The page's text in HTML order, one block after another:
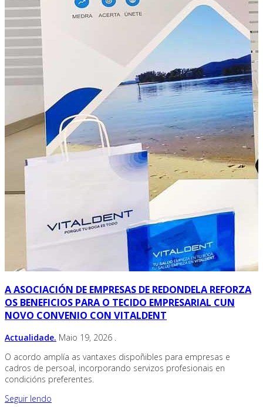
A ASOCIACIÓN DE EMPRESAS DE REDONDELA REFORZA
OS BENEFICIOS PARA O TECIDO EMPRESARIAL CUN
NOVO CONVENIO CON VITALDENT
Actualidade. Maio 19, 2026 .
O acordo amplía as vantaxes dispoñibles para empresas e
cadros de persoal, incorporando servizos profesionais en
condicións preferentes.
Seguir lendo